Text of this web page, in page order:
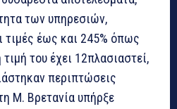
των υπηρεσιών,
τιμές έως και 245% όπως
του έχει 12πλασιαστεί,
περιπτώσεις
Μ. Βρετανία υπήρξε